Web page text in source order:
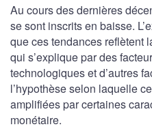
Au cours des dernières
se sont inscrits en baisse.
que ces tendances reflètent
qui s’explique par des
technologiques et d’autres
l’hypothèse selon laquelle
amplifiées par certaines
monétaire.